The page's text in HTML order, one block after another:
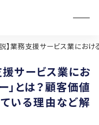
】業務支援サービス業におけ
援サービス業にお
」とは？顧客価値
いる理由など解